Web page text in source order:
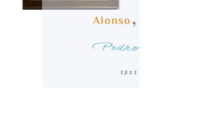
Alonso,
Pedro
1921